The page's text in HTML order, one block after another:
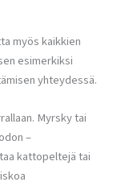
myös kaikkien
esimerkiksi
yhteydessä.
Myrsky tai
–
kattopeltejä tai